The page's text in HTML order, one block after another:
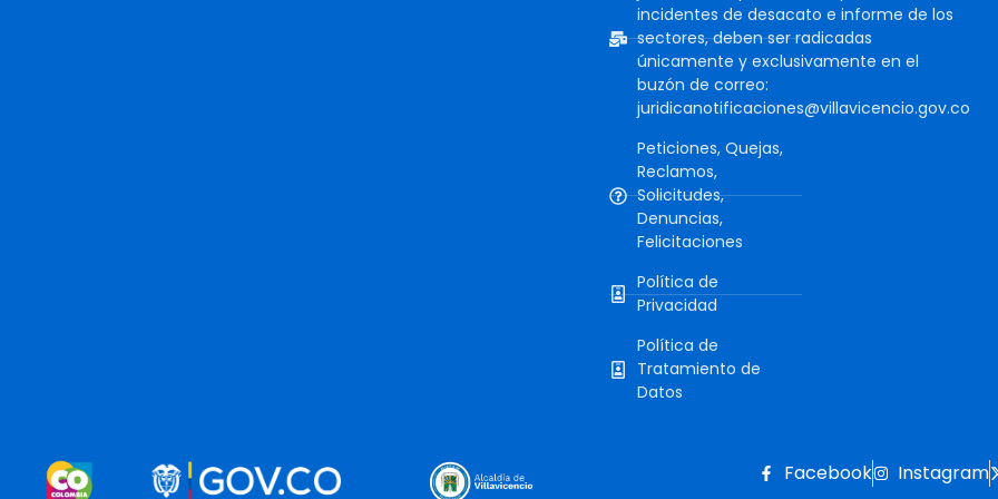
incidentes de desacato e informe de los
sectores, deben ser radicadas
únicamente y exclusivamente en el
buzón de correo:
juridicanotificaciones@villavicencio.gov.co
Peticiones, Quejas,
Reclamos,
Solicitudes,
Denuncias,
Felicitaciones
Política de
Privacidad
Política de
Tratamiento de
Datos
Facebook Instagram